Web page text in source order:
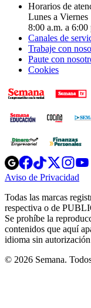
Horarios de
Lunes a Viernes
8:00 a.m. a 6:00
Canales de
Trabaje con
Paute con
Cookies
Opens
in
new
Opens
in
new
Opens
in
new
window
new
Aviso de Privacidad
Todas las marcas
respectiva o de
Se prohíbe la
contenidos que aquí
idioma sin
© 2026 Semana.